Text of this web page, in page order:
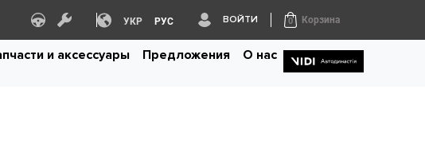
УКР РУС ВОЙТИ 0 Корзина
и аксессуары Предложения О нас